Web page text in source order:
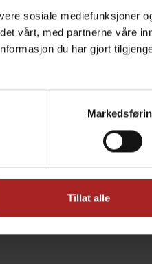
sosiale mediefunksjoner
vårt, med partnerne våre
du har gjort
Tillat alle